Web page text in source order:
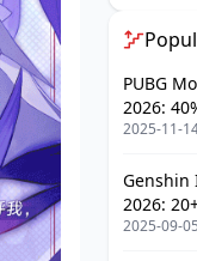
PUBG
2026:
Weapon
2025-11-
Genshin
2026:
2025-09-05